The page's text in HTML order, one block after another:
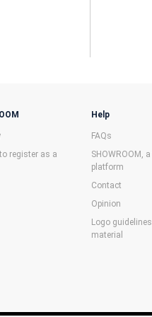
register as a
Help
FAQs
SHOWROOM,
platform
Contact
Opinion
Logo
material